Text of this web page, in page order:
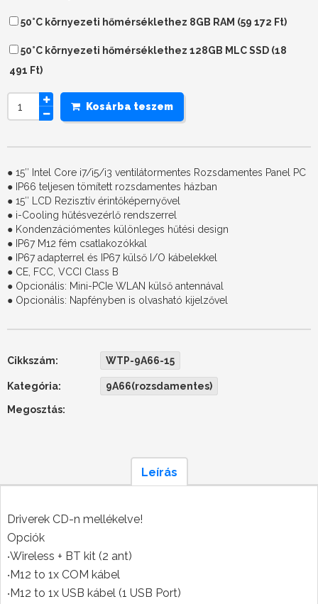
50°C környezeti hőmérséklethez 8GB RAM (59 172 Ft)
50°C környezeti hőmérséklethez 128GB MLC SSD (18
491 Ft)
Kosárba teszem
● 15″ Intel Core i7/i5/i3 ventilátormentes Rozsdamentes Panel PC
● IP66 teljesen tömített rozsdamentes házban
● 15″ LCD Rezisztív érintőképernyővel
● i-Cooling hűtésvezérlő rendszerrel
● Kondenzációmentes különleges hűtési design
● IP67 M12 fém csatlakozókkal
● IP67 adapterrel és IP67 külső I/O kábelekkel
● CE, FCC, VCCI Class B
● Opcionális: Mini-PCIe WLAN külső antennával
● Opcionális: Napfényben is olvasható kijelzővel
Cikkszám: WTP-9A66-15
Kategória: 9A66(rozsdamentes)
Megosztás:
Leírás
Driverek CD-n mellékelve!
Opciók
‧Wireless + BT kit (2 ant)
‧M12 to 1x COM kábel
‧M12 to 1x USB kábel (1 USB Port)